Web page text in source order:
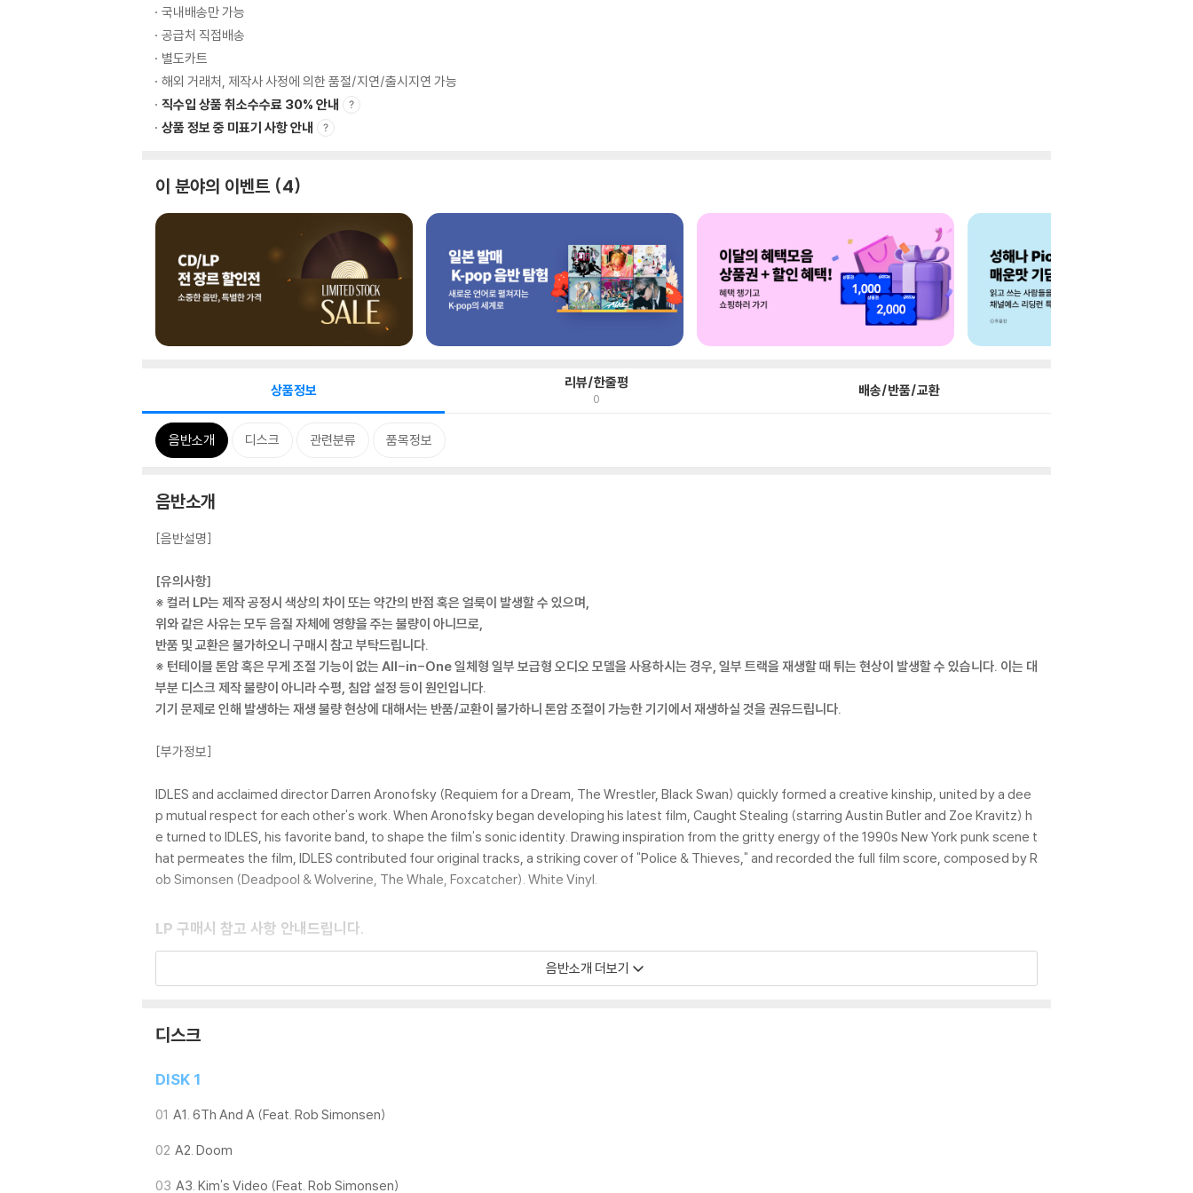
국내배송만 가능
공급처 직접배송
별도카트
해외 거래처, 제작사 사정에 의한 품절/지연/출시지연 가능
직수입 상품 취소수수료 30% 안내
상품 정보 중 미표기 사항 안내
이 분야의 이벤트 4
상품정보 리뷰/한줄평
0 배송/반품/교환
음반소개 디스크 관련분류 품목정보
음반소개
[음반설명]
[유의사항]
※ 컬러 LP는 제작 공정시 색상의 차이 또는 약간의 반점 혹은 얼룩이 발생할 수 있으며,
위와 같은 사유는 모두 음질 자체에 영향을 주는 불량이 아니므로,
반품 및 교환은 불가하오니 구매시 참고 부탁드립니다.
※ 턴테이블 톤암 혹은 무게 조절 기능이 없는 All-in-One 일체형 일부 보급형 오디오 모델을 사용하시는 경우, 일부 트랙을 재생할 때 튀는 현상이 발생할 수 있습니다. 이는 대
부분 디스크 제작 불량이 아니라 수평, 침압 설정 등이 원인입니다.
기기 문제로 인해 발생하는 재생 불량 현상에 대해서는 반품/교환이 불가하니 톤암 조절이 가능한 기기에서 재생하실 것을 권유드립니다.
[부가정보]
IDLES and acclaimed director Darren Aronofsky (Requiem for a Dream, The Wrestler, Black Swan) quickly formed a creative kinship, united by a dee
p mutual respect for each other's work. When Aronofsky began developing his latest film, Caught Stealing (starring Austin Butler and Zoe Kravitz) h
e turned to IDLES, his favorite band, to shape the film's sonic identity. Drawing inspiration from the gritty energy of the 1990s New York punk scene t
hat permeates the film, IDLES contributed four original tracks, a striking cover of "Police & Thieves," and recorded the full film score, composed by R
ob Simonsen (Deadpool & Wolverine, The Whale, Foxcatcher). White Vinyl.
LP 구매시 참고 사항 안내드립니다.
1) 제작/배송 과정에 따라 경미한 재킷 주름, 모서리 눌림, 갈라짐이 발생할 수 있으며 속지(이너 슬리브)는 디스크와의 접촉으로 인해 갈라질 수 있습니다.
2) 디스크 라벨은 공정상 매끄럽게 부착되지 않을 수도 있으며 겉포장 비닐은 품질보증대상이 아닙니다.
3) 일본 제작 LP는 대부분 겉비닐이 밀봉되어 있지 않습니다.
4) 디지털 다운로드 코드는 본사에서 공지 없이 증정 종료될 수 있습니다.
※ 재생 불량
기기 문제로 인해 발생하는 재생 불량 현상에 대해서는 반품/교환이 불가하니 침압 조절이 가능한 기기에서 재생하실 것을 권유 드립니다.
2) 디스크는 정전기와 먼지로 인해 재생이 원활하지 않은 경우가 있습니다. 전용 제품으로 이를 제거하면 대부분 해결됩니다.
음반소개 더보기
디스크
DISK 1
01 A1. 6Th And A (Feat. Rob Simonsen)
02 A2. Doom
03 A3. Kim's Video (Feat. Rob Simonsen)